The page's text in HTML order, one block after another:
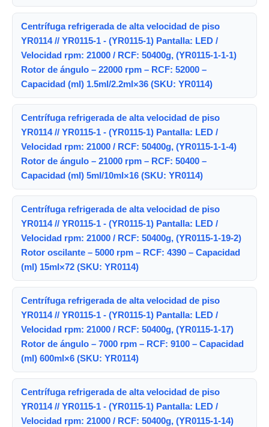
Centrífuga refrigerada de alta velocidad de piso
YR0114 // YR0115-1 - (YR0115-1) Pantalla: LED /
Velocidad rpm: 21000 / RCF: 50400g, (YR0115-1-1-1)
Rotor de ángulo – 22000 rpm – RCF: 52000 –
Capacidad (ml) 1.5ml/2.2ml×36 (SKU: YR0114)
Centrífuga refrigerada de alta velocidad de piso
YR0114 // YR0115-1 - (YR0115-1) Pantalla: LED /
Velocidad rpm: 21000 / RCF: 50400g, (YR0115-1-1-4)
Rotor de ángulo – 21000 rpm – RCF: 50400 –
Capacidad (ml) 5ml/10ml×16 (SKU: YR0114)
Centrífuga refrigerada de alta velocidad de piso
YR0114 // YR0115-1 - (YR0115-1) Pantalla: LED /
Velocidad rpm: 21000 / RCF: 50400g, (YR0115-1-19-2)
Rotor oscilante – 5000 rpm – RCF: 4390 – Capacidad
(ml) 15ml×72 (SKU: YR0114)
Centrífuga refrigerada de alta velocidad de piso
YR0114 // YR0115-1 - (YR0115-1) Pantalla: LED /
Velocidad rpm: 21000 / RCF: 50400g, (YR0115-1-17)
Rotor de ángulo – 7000 rpm – RCF: 9100 – Capacidad
(ml) 600ml×6 (SKU: YR0114)
Centrífuga refrigerada de alta velocidad de piso
YR0114 // YR0115-1 - (YR0115-1) Pantalla: LED /
Velocidad rpm: 21000 / RCF: 50400g, (YR0115-1-14)